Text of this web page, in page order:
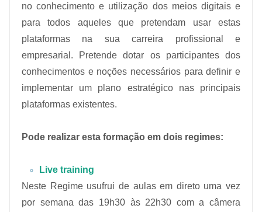
no conhecimento e utilização dos meios digitais e
para todos aqueles que pretendam usar estas
plataformas na sua carreira profissional e
empresarial. Pretende dotar os participantes dos
conhecimentos e noções necessários para definir e
implementar um plano estratégico nas principais
plataformas existentes.
Pode realizar esta formação em dois regimes:
Live training
Neste Regime usufrui de aulas em direto uma vez
por semana das 19h30 às 22h30 com a câmera